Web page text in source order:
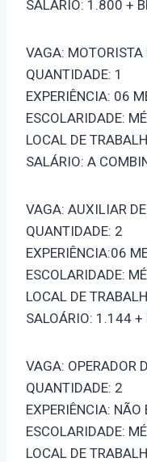
SALÁRIO: 1.800 +
VAGA: MOTORISTA
QUANTIDADE: 1
EXPERIÊNCIA: 06
ESCOLARIDADE:
LOCAL DE
SALÁRIO: A
VAGA: AUXILIAR
QUANTIDADE: 2
EXPERIÊNCIA:06
ESCOLARIDADE:
LOCAL DE
SALOÁRIO: 1.144 +
VAGA: OPERADOR
QUANTIDADE: 2
EXPERIÊNCIA: NÃO
ESCOLARIDADE:
LOCAL DE